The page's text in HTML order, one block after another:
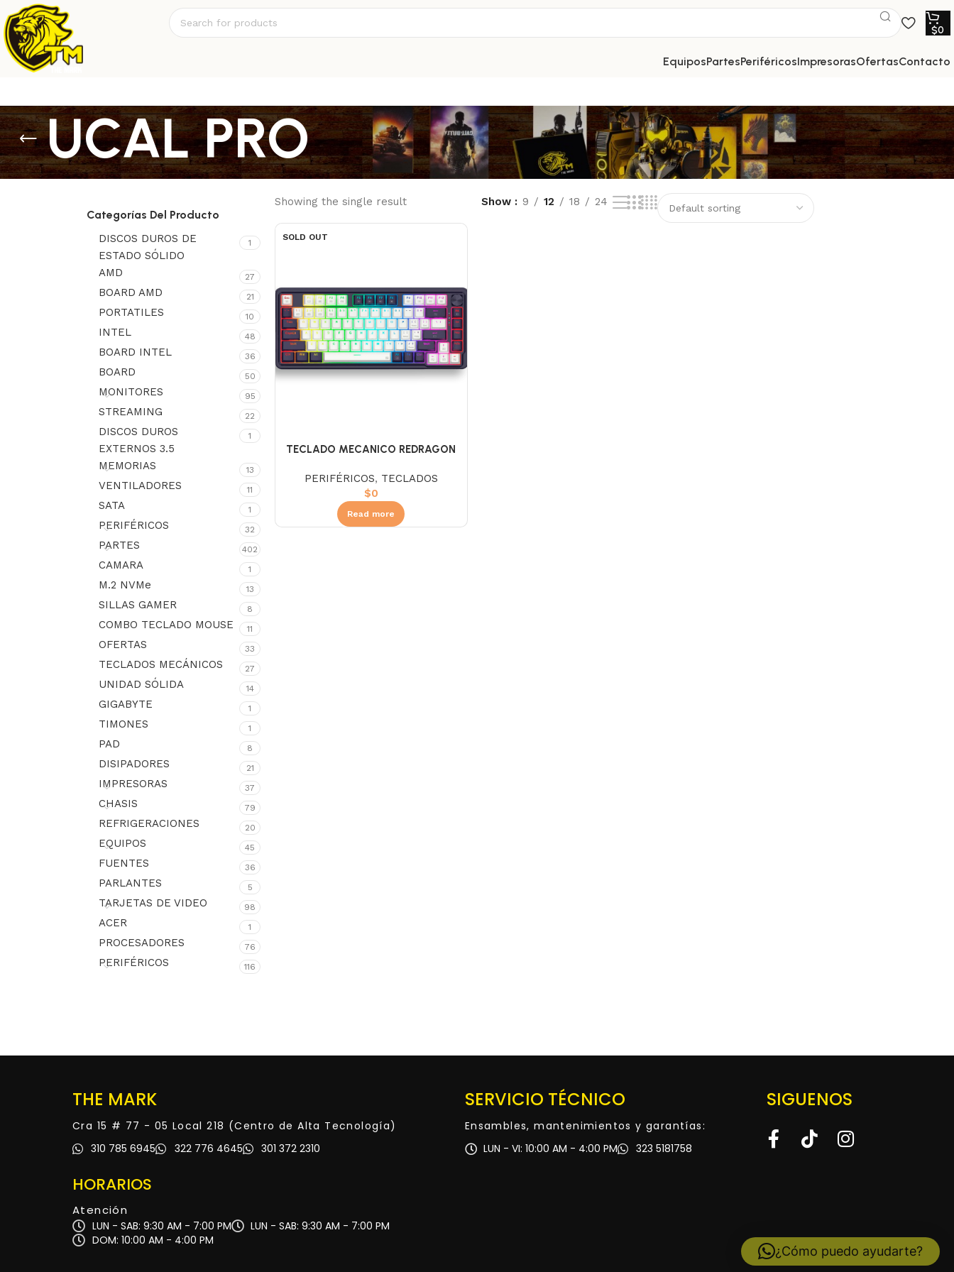
$0
equipos partes periféricos impresoras ofertas contacto
UCAL PRO
Categorías Del Producto
DISCOS DUROS DE
ESTADO SÓLIDO
1
AMD 27
BOARD AMD 21
PORTATILES 10
INTEL 48
BOARD INTEL 36
BOARD 50
MONITORES 95
STREAMING 22
DISCOS DUROS
EXTERNOS 3.5
1
MEMORIAS 13
VENTILADORES 11
SATA 1
PERIFÉRICOS 32
PARTES 402
CAMARA 1
M.2 NVMe 13
SILLAS GAMER 8
COMBO TECLADO MOUSE 11
OFERTAS 33
TECLADOS MECÁNICOS 27
UNIDAD SÓLIDA 14
GIGABYTE 1
TIMONES 1
PAD 8
DISIPADORES 21
IMPRESORAS 37
CHASIS 79
REFRIGERACIONES 20
EQUIPOS 45
FUENTES 36
PARLANTES 5
TARJETAS DE VIDEO 98
ACER 1
PROCESADORES 76
PERIFÉRICOS 116
Showing the single result Show 9 12 18 24
SOLD OUT
TECLADO MECANICO REDRAGON
75% S/R
PERIFÉRICOS, TECLADOS
$0
Read more
THE MARK
Cra 15 # 77 - 05 Local 218 (Centro de Alta Tecnología)
310 785 6945
322 776 4645 301 372 2310
HORARIOS
Atención
LUN - SAB: 9:30 AM - 7:00 PM
LUN - SAB: 9:30 AM - 7:00 PM
DOM: 10:00 AM - 4:00 PM
SERVICIO TÉCNICO
Ensambles, mantenimientos y garantías:
LUN - VI: 10:00 AM - 4:00 PM
323 5181758
SIGUENOS
¿Cómo puedo ayudarte?